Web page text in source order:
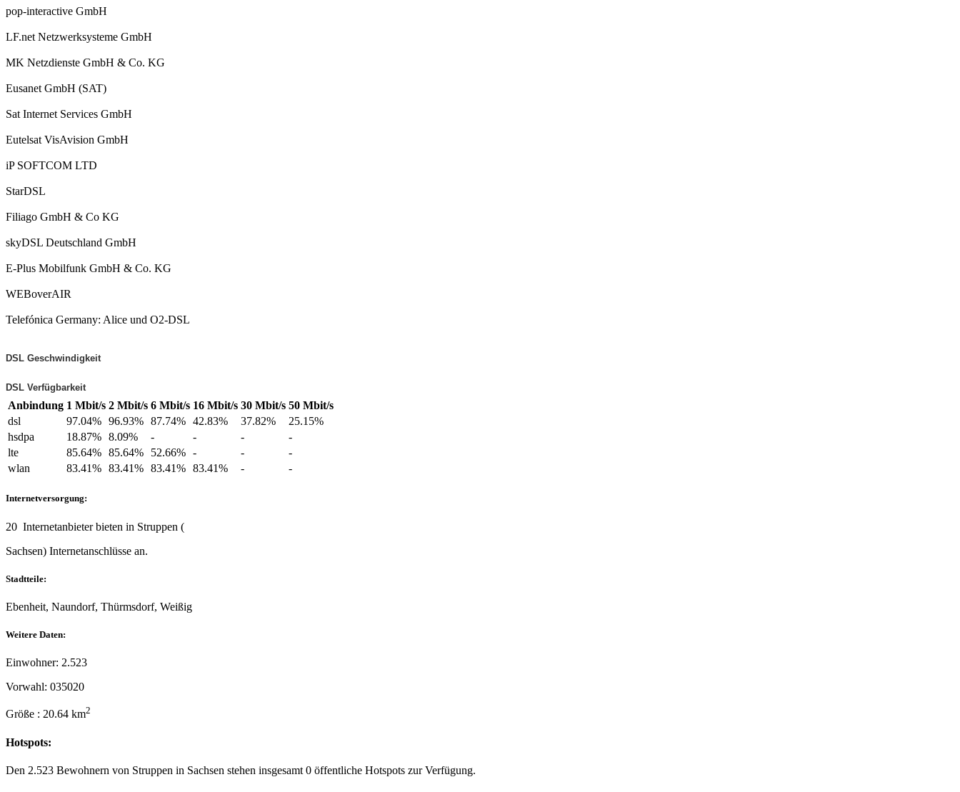
pop-interactive GmbH
LF.net Netzwerksysteme GmbH
MK Netzdienste GmbH & Co. KG
Eusanet GmbH (SAT)
Sat Internet Services GmbH
Eutelsat VisAvision GmbH
iP SOFTCOM LTD
StarDSL
Filiago GmbH & Co KG
skyDSL Deutschland GmbH
E-Plus Mobilfunk GmbH & Co. KG
WEBoverAIR
Telefónica Germany: Alice und O2-DSL
DSL Geschwindigkeit
DSL Verfügbarkeit
Anbindung 1 Mbit/s 2 Mbit/s 6 Mbit/s 16 Mbit/s 30 Mbit/s 50 Mbit/s
dsl
97.04% 96.93% 87.74% 42.83% 37.82%
25.15%
hsdpa
18.87% 8.09% - - -
-
lte
85.64% 85.64% 52.66% - -
-
wlan
83.41% 83.41% 83.41% 83.41% - -
Internetversorgung:
20 Internetanbieter bieten in Struppen (
Sachsen) Internetanschlüsse an.
Stadtteile:
Ebenheit, Naundorf, Thürmsdorf, Weißig
Weitere Daten:
Einwohner: 2.523
Vorwahl: 035020
Größe : 20.64 km2
Hotspots:
Den 2.523 Bewohnern von Struppen in Sachsen stehen insgesamt 0 öffentliche Hotspots zur Verfügung.